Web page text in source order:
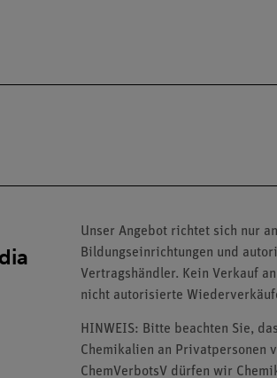
Unser Angebot richtet sich nur
Bildungseinrichtungen und
Vertragshändler. Kein Verkauf
nicht autorisierte
HINWEIS: Bitte beachten Sie,
Chemikalien an Privatpersonen
ChemVerbotsV dürfen wir